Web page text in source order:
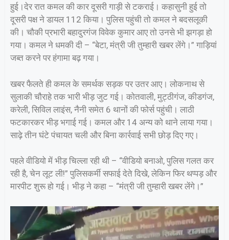
हुई।देर रात कमल की कार दूसरी गाड़ी से टकराई। कहासुनी हुई तो
दूसरी पक्ष ने डायल 112 किया। पुलिस पहुंची तो कमल ने बदसलूकी
की। चौकी प्रभारी बहादुरगंज विवेक कुमार आए तो उनसे भी झगड़ा हो
गया। कमल ने धमकी दी – “बेटा, मंत्री जी तुम्हारी खबर लेंगे।” गाड़ियां
जब्त करने पर हंगामा बढ़ गया।
खबर फैलते ही कमल के समर्थक सड़क पर उतर आए। लोकनाथ से
सुलाकी चौराहे तक भारी भीड़ जुट गई। कोतवाली, मुट्ठीगंज, कीडगंज,
करेली, सिविल लाइंस, नैनी समेत 6 थानों की फोर्स पहुंची। लाठी
फटकारकर भीड़ भगाई गई। कमल और 14 अन्य को थाने लाया गया।
साढ़े तीन घंटे पंचायत चली और बिना कार्रवाई सभी छोड़ दिए गए।
पहले वीडियो में भीड़ चिल्ला रही थी – “वीडियो बनाओ, पुलिस गलत कर
रही है, चेन लूट ली!” पुलिसकर्मी सफाई देते दिखे, लेकिन फिर थप्पड़ और
मारपीट शुरू हो गई। भीड़ ने कहा – “मंत्री जी तुम्हारी खबर लेंगे।”